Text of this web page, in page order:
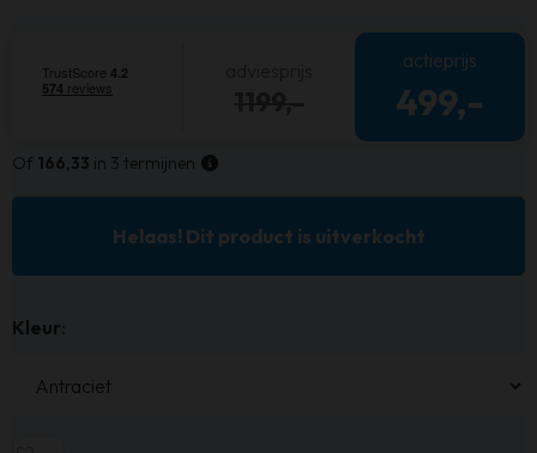
actieprijs
499,-
Of 166,33 in 3 termijnen
Helaas! Dit product is uitverkocht
Kleur